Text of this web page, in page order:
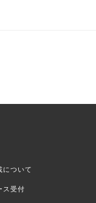
について
ス受付